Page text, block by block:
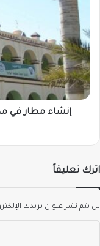
مطار
مدني
وإقامة
10
مدن
صناعية
في
اترك تعليقاً
لن يتم نشر عنوان بريدك